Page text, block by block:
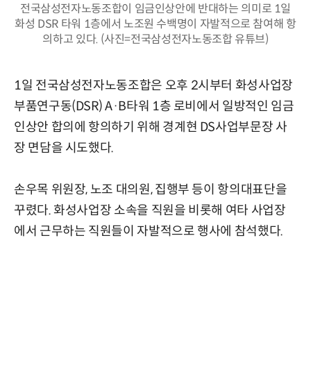
전국삼성전자노동조합이 임금인상안에 반대하는 의미로 1일
화성 DSR 타워 1층에서 노조원 수백명이 자발적으로 참여해 항
의하고 있다. (사진=전국삼성전자노동조합 유튜브)
1일 전국삼성전자노동조합은 오후 2시부터 화성사업장
부품연구동(DSR) A·B타워 1층 로비에서 일방적인 임금
인상안 합의에 항의하기 위해 경계현 DS사업부문장 사
장 면담을 시도했다.
손우목 위원장, 노조 대의원, 집행부 등이 항의대표단을
꾸렸다. 화성사업장 소속을 직원을 비롯해 여타 사업장
에서 근무하는 직원들이 자발적으로 행사에 참석했다.